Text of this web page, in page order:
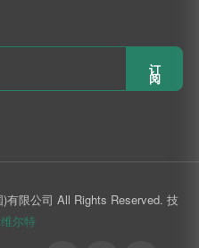
订
阅
有限公司 All Rights Reserved. 技
维尔特